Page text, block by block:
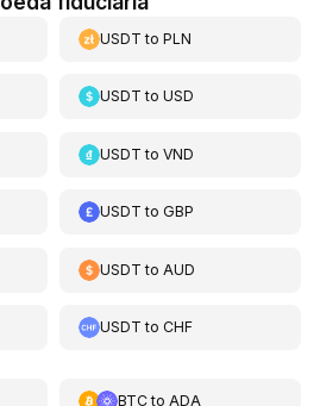
USDT toPLN
USDT toUSD
USDT toVND
USDT toGBP
USDT to AUD
USDT toCHF
BTCto ADA